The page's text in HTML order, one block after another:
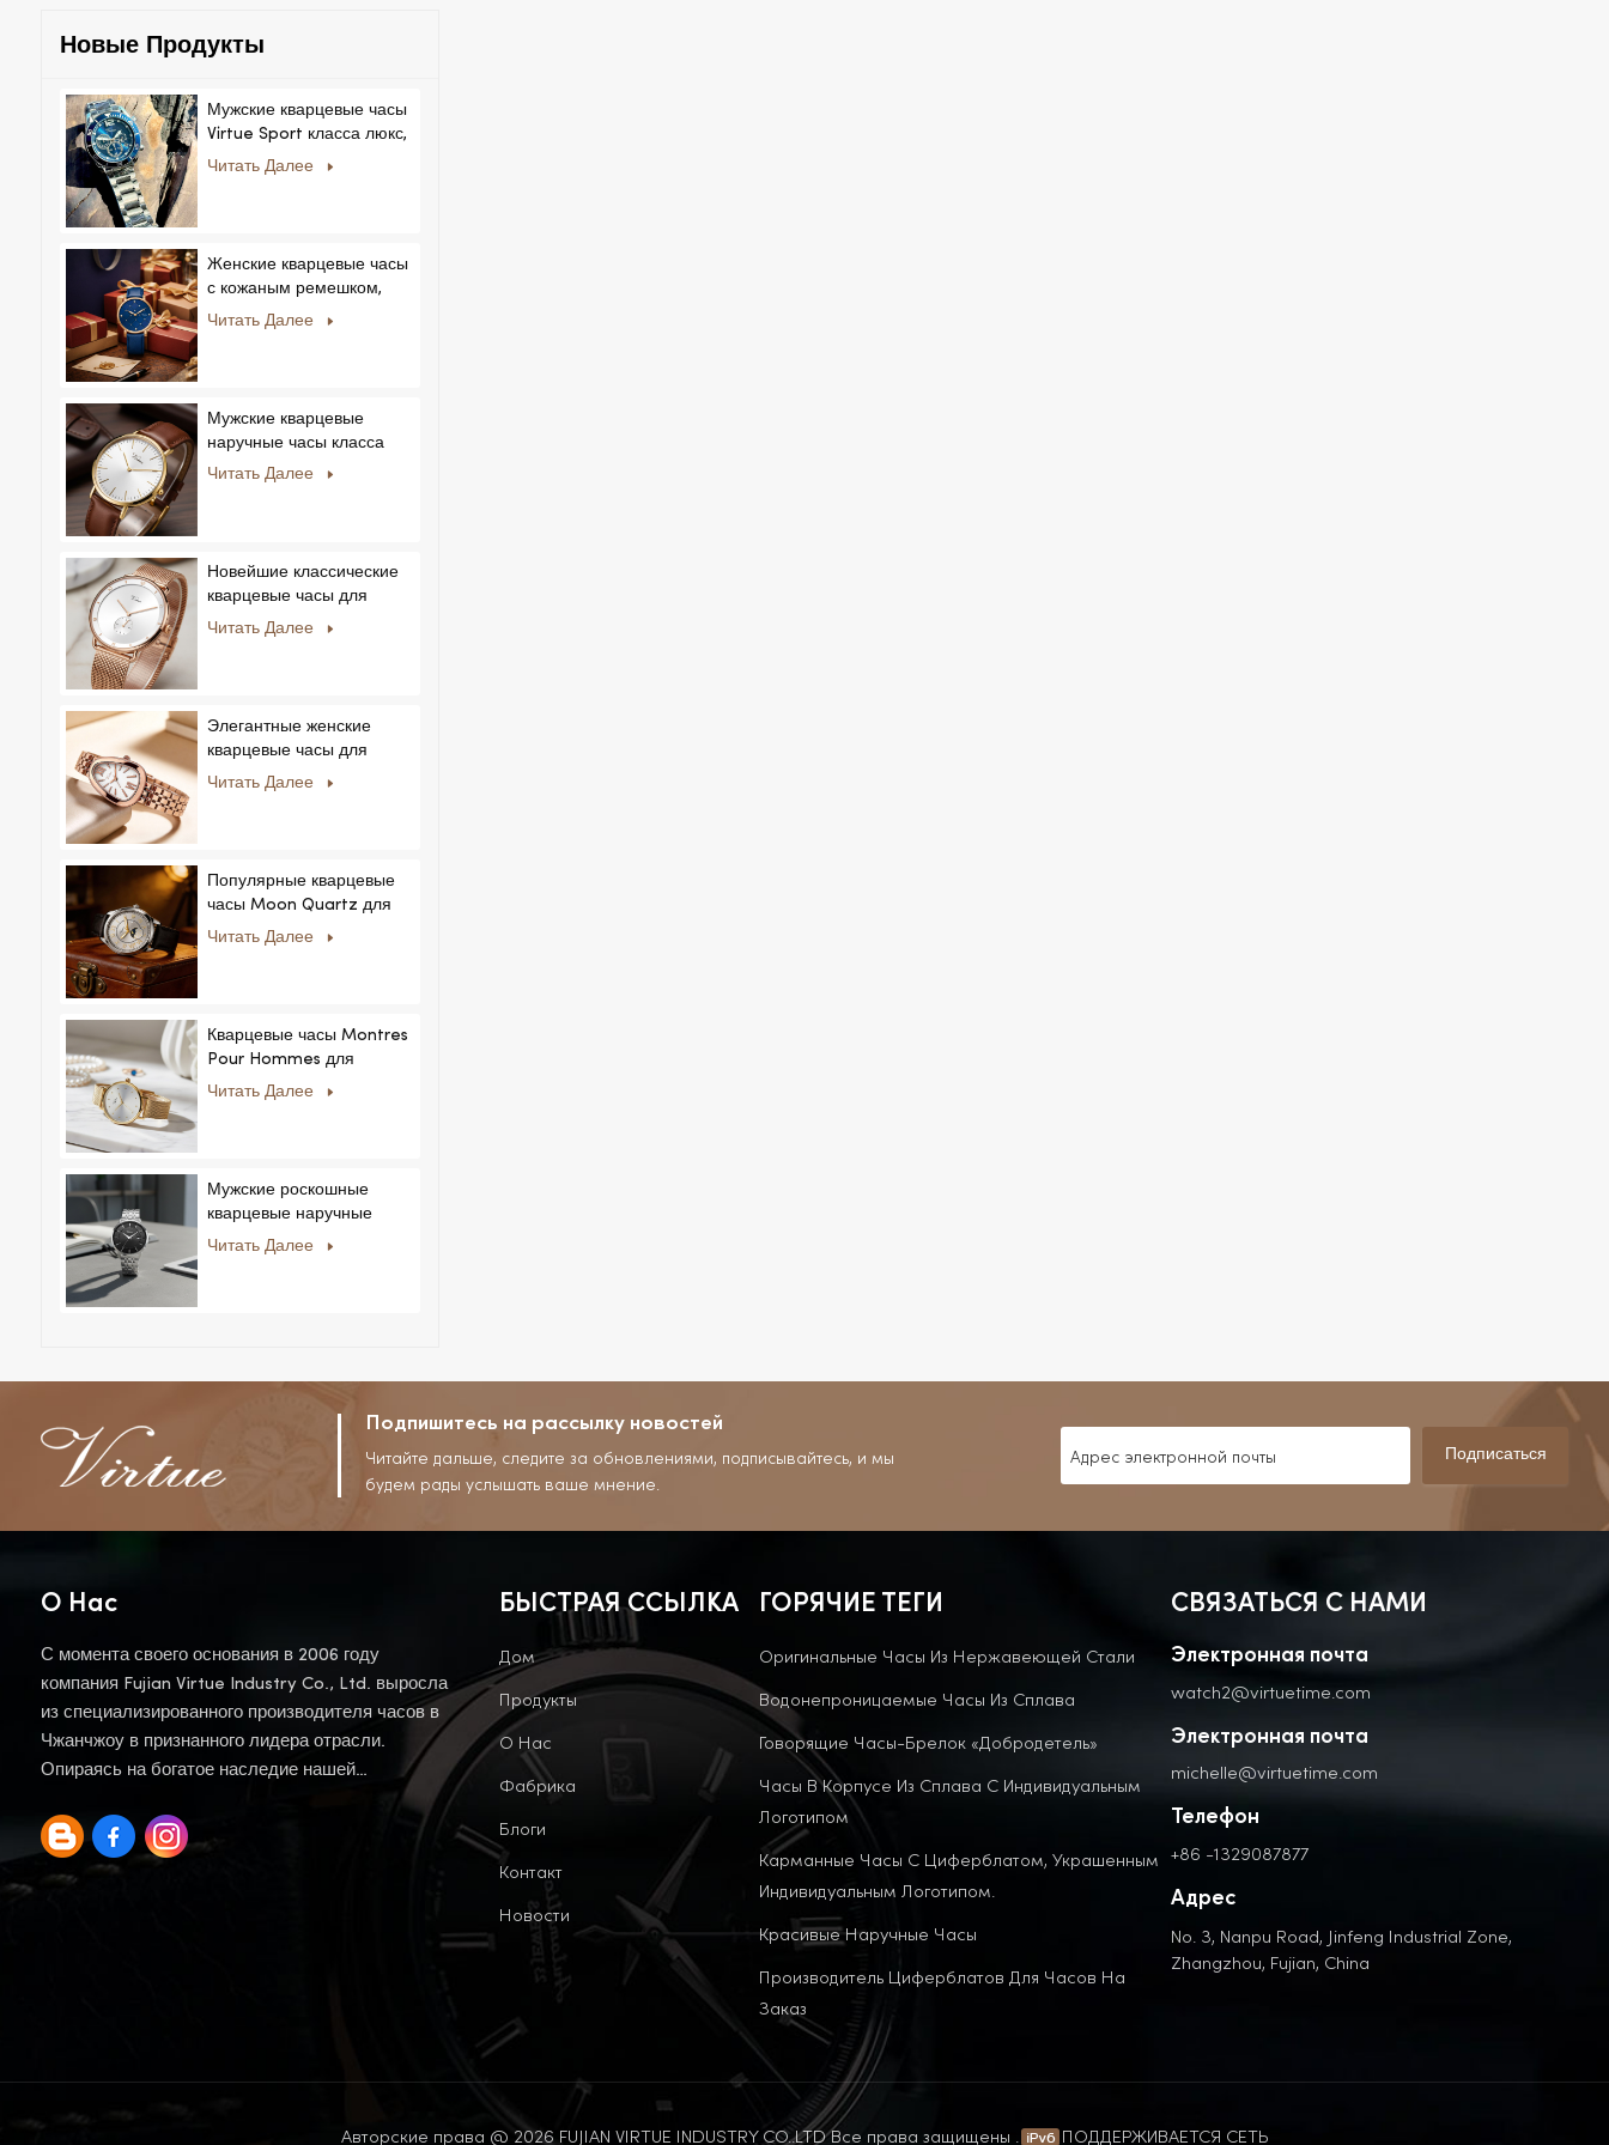
Новые Продукты
Мужские кварцевые часы
Virtue Sport класса люкс,
корпус из сплава,
логотипа на заказ для
Читать Далее
Женские кварцевые часы
с кожаным ремешком,
ультратонкие, с
Relogio, ультратонкие, с
кристаллами.
Читать Далее
Мужские кварцевые
наручные часы класса
люкс с корпусом из
Читать Далее
Новейшие классические
кварцевые часы для
мужчин:
мужчин и женщин.
Читать Далее
Элегантные женские
кварцевые часы для
частных и эксклюзивных
Читать Далее
Популярные кварцевые
часы Moon Quartz для
бизнеса, простые и
Читать Далее
Кварцевые часы Montres
Pour Hommes для
мужчин и женщин,
стразами, новый
специальный циферблат.
Читать Далее
Мужские роскошные
кварцевые наручные
часы с ремешком из
Читать Далее
Подпишитесь на рассылку новостей
Читайте дальше, следите за обновлениями, подписывайтесь, и мы
будем рады услышать ваше мнение.
Подписаться
О Нас
С момента своего основания в 2006 году
компания Fujian Virtue Industry Co., Ltd. выросла
из специализированного производителя часов в
Чжанчжоу в признанного лидера отрасли.
Опираясь на богатое наследие нашей
традицию.
БЫСТРАЯ ССЫЛКА
Дом
Продукты
О Нас
Фабрика
Блоги
Контакт
Новости
ГОРЯЧИЕ ТЕГИ
Оригинальные Часы Из Нержавеющей Стали
Водонепроницаемые Часы Из Сплава
Говорящие Часы-Брелок «Добродетель»
Часы В Корпусе Из Сплава С Индивидуальным
Логотипом
Карманные Часы С Циферблатом, Украшенным
Индивидуальным Логотипом.
Красивые Наручные Часы
Производитель Циферблатов Для Часов На
Заказ
СВЯЗАТЬСЯ С НАМИ
Электронная почта
watch2@virtuetime.com
Электронная почта
michelle@virtuetime.com
Телефон
+86 -1329087877
Адрес
No. 3, Nanpu Road, Jinfeng Industrial Zone,
Zhangzhou, Fujian, China
Авторские права @ 2026 FUJIAN VIRTUE INDUSTRY CO..LTD Все права защищены . ПОДДЕРЖИВАЕТСЯ СЕТЬ